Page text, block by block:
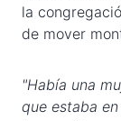
la
de mover
"Había una
que estaba